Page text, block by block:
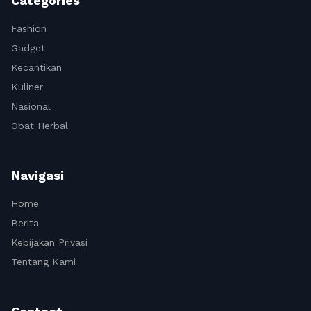
Fashion
Gadget
Kecantikan
Kuliner
Nasional
Obat Herbal
Navigasi
Home
Berita
Kebijakan Privasi
Tentang Kami